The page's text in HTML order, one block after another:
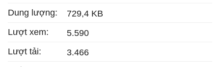
Dung lượng:
729,4 KB
Lượt xem:
5.590
Lượt tải:
3.466